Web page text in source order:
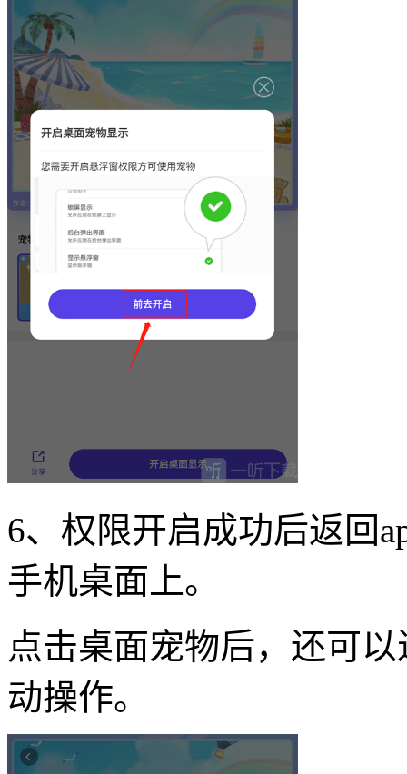
6、权限开启成功后返回
手机桌面上。
点击桌面宠物后，还可
动操作。